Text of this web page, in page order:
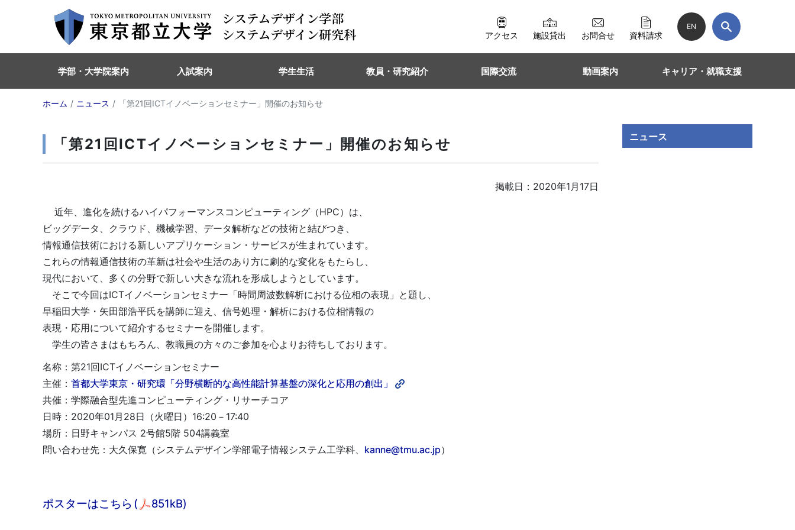
アクセス 施設貸出 お問合せ 資料請求
EN
学部・大学院案内 入試案内 学生生活 教員・研究紹介 国際交流 動画案内 キャリア・就職支援
ホーム ニュース 「第21回ICTイノベーションセミナー」開催のお知らせ
「第21回ICTイノベーションセミナー」開催のお知らせ
掲載日：2020年1月17日
近年、進化を続けるハイパフォーマンスコンピューティング（HPC）は、
ビッグデータ、クラウド、機械学習、データ解析などの技術と結びつき、
情報通信技術における新しいアプリケーション・サービスが生まれています。
これらの情報通信技術の革新は社会や生活のあり方に劇的な変化をもたらし、
現代において、多くの分野で新しい大きな流れを形成しようとしています。
そこで今回はICTイノベーションセミナー「時間周波数解析における位相の表現」と題し、
早稲田大学・矢田部浩平氏を講師に迎え、信号処理・解析における位相情報の
表現・応用について紹介するセミナーを開催します。
学生の皆さまはもちろん、教職員の方々のご参加を心よりお待ちしております。
名称：第21回ICTイノベーションセミナー
主催： 首都大学東京・研究環「分野横断的な高性能計算基盤の深化と応用の創出」
共催：学際融合型先進コンピューティング・リサーチコア
日時：2020年01月28日（火曜日）16:20－17:40
場所：日野キャンパス 2号館5階 504講義室
問い合わせ先：大久保寛（システムデザイン学部電子情報システム工学科、 kanne@tmu.ac.jp）
ポスターはこちら ( 851kB)
ニュース